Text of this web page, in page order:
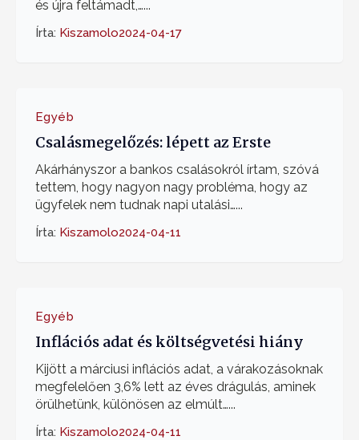
és újra feltámadt,…...
Írta: Kiszamolo2024-04-17
Egyéb
Csalásmegelőzés: lépett az Erste
Akárhányszor a bankos csalásokról írtam, szóvá
tettem, hogy nagyon nagy probléma, hogy az
ügyfelek nem tudnak napi utalási…...
Írta: Kiszamolo2024-04-11
Egyéb
Inflációs adat és költségvetési hiány
Kijött a márciusi inflációs adat, a várakozásoknak
megfelelően 3,6% lett az éves drágulás, aminek
örülhetünk, különösen az elmúlt…...
Írta: Kiszamolo2024-04-11